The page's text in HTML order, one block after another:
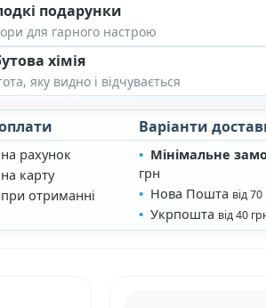
подарунки
для гарного настрою
хімія
яку видно і відчувається
рахунок
карту
отриманні
Варіанти
Мінімальне
грн
Нова Пошта від
Укрпошта від 40